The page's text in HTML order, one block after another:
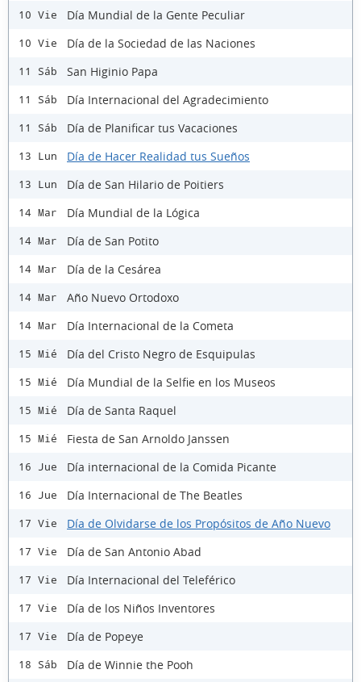
10 Vie Día Mundial de la Gente Peculiar
10 Vie Día de la Sociedad de las Naciones
11 Sáb San Higinio Papa
11 Sáb Día Internacional del Agradecimiento
11 Sáb Día de Planificar tus Vacaciones
13 Lun Día de Hacer Realidad tus Sueños
13 Lun Día de San Hilario de Poitiers
14 Mar Día Mundial de la Lógica
14 Mar Día de San Potito
14 Mar Día de la Cesárea
14 Mar Año Nuevo Ortodoxo
14 Mar Día Internacional de la Cometa
15 Mié Día del Cristo Negro de Esquipulas
15 Mié Día Mundial de la Selfie en los Museos
15 Mié Día de Santa Raquel
15 Mié Fiesta de San Arnoldo Janssen
16 Jue Día internacional de la Comida Picante
16 Jue Día Internacional de The Beatles
17 Vie Día de Olvidarse de los Propósitos de Año Nuevo
17 Vie Día de San Antonio Abad
17 Vie Día Internacional del Teleférico
17 Vie Día de los Niños Inventores
17 Vie Día de Popeye
18 Sáb Día de Winnie the Pooh